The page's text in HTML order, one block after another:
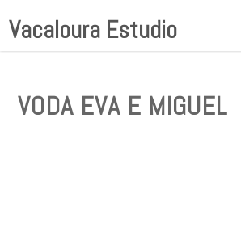
Vacaloura Estudio
VODA EVA E MIGUEL